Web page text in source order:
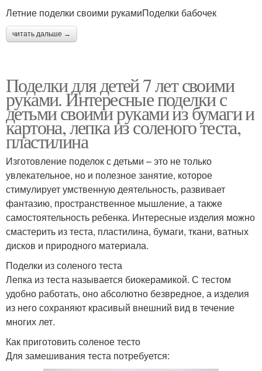
Летние поделки своими рукамиПоделки бабочек
читать дальше →
Поделки для детей 7 лет своими
руками. Интересные поделки с
детьми своими руками из бумаги и
картона, лепка из соленого теста,
пластилина
Изготовление поделок с детьми – это не только
увлекательное, но и полезное занятие, которое
стимулирует умственную деятельность, развивает
фантазию, пространственное мышление, а также
самостоятельность ребенка. Интересные изделия можно
смастерить из теста, пластилина, бумаги, ткани, ватных
дисков и природного материала.
Поделки из соленого теста
Лепка из теста называется биокерамикой. С тестом
удобно работать, оно абсолютно безвредное, а изделия
из него сохраняют красивый внешний вид в течение
многих лет.
Как приготовить соленое тесто
Для замешивания теста потребуется: